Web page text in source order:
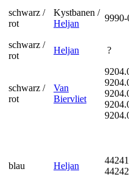
schwarz /
rot
Kystbanen /
Heljan
9990-
schwarz /
rot
Heljan ?
schwarz /
rot
Van
Biervliet
blau Heljan
44241
44242